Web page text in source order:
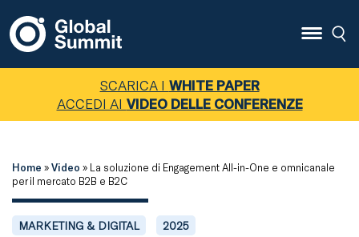
SCARICA I WHITE PAPER
ACCEDI AI VIDEO DELLE CONFERENZE
Home »Video » La soluzione di Engagement All-in-One e omnicanale
per il mercato B2B e B2C
MARKETING & DIGITAL 2025